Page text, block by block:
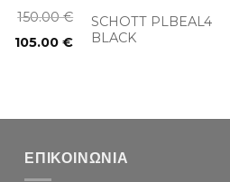
150.00€
105.00€
SCHOTT PLBEAL4
BLACK
ΕΠΙΚΟΙΝΩΝΙΑ